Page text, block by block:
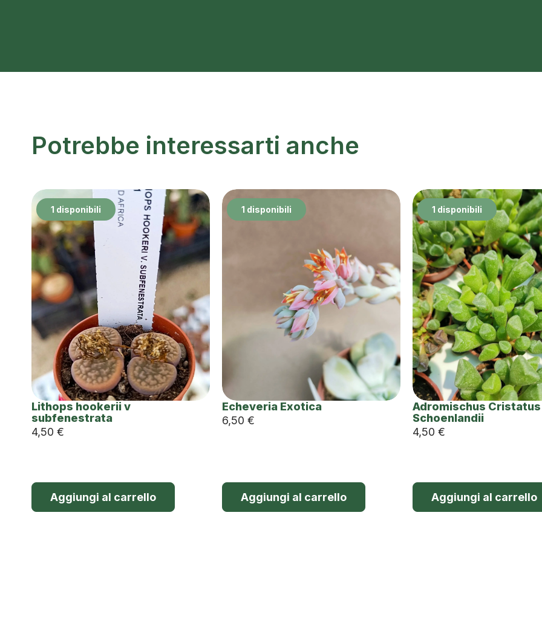
Potrebbe interessarti anche
1 disponibili
Lithops hookerii v
subfenestrata
4,50 €
Aggiungi al carrello
1 disponibili
Echeveria Exotica
6,50 €
Aggiungi al carrello
1 disponibili
Adromischus Cristatus
Schoenlandii
4,50 €
Aggiungi al carrello